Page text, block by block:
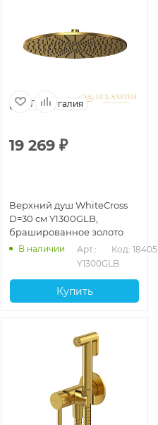
Португалия
19 269 ₽
Верхний душ WhiteCross
D=30 см Y1300GLB,
брашированное золото
В наличии
Арт.:
Y1300GLB
Код: 18405
Купить